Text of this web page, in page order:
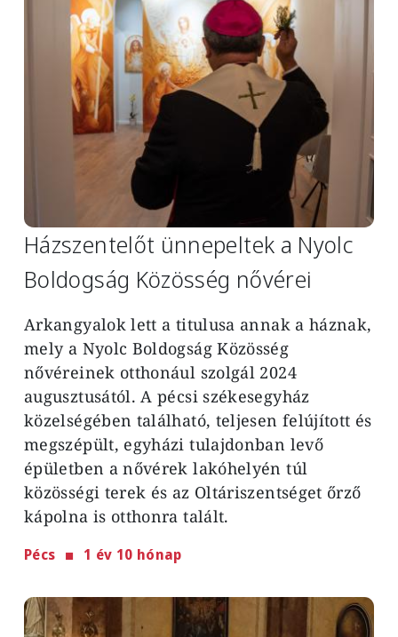
Házszentelőt ünnepeltek a Nyolc
Boldogság Közösség nővérei
Arkangyalok lett a titulusa annak a háznak,
mely a Nyolc Boldogság Közösség
nővéreinek otthonául szolgál 2024
augusztusától. A pécsi székesegyház
közelségében található, teljesen felújított és
megszépült, egyházi tulajdonban levő
épületben a nővérek lakóhelyén túl
közösségi terek és az Oltáriszentséget őrző
kápolna is otthonra talált.
Pécs 1 év 10 hónap
Image